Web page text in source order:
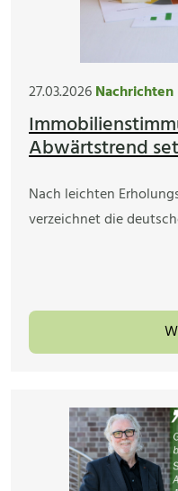
27.03.2026Nachrichten
Abwärtstrend
Nach leichten
verzeichnet die